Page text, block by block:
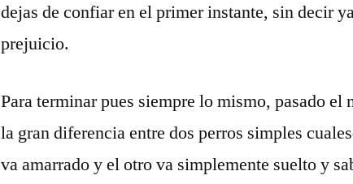
dejas de confiar en el primer instante, sin decir
prejuicio.
Para terminar pues siempre lo mismo, pasado el
la gran diferencia entre dos perros simples
va amarrado y el otro va simplemente suelto y